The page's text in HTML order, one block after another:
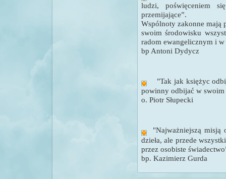
ludzi, poświęceniem
przemijające”.
Wspólnoty zakonne mają
swoim środowisku
radom ewangelicznym i
bp Antoni Dydycz
"Tak jak księżyc
powinny odbijać w swoim
o. Piotr Słupecki
"Najważniejszą misją
dzieła, ale przede
przez osobiste
bp. Kazimierz Gurda